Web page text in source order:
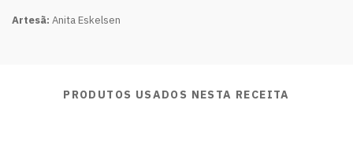
Artesã: Anita Eskelsen
PRODUTOS USADOS NESTA RECEITA